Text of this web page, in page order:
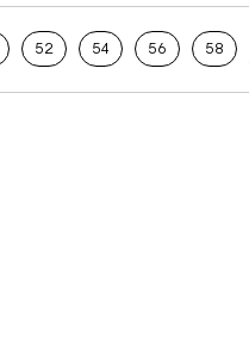
52 54 56 58